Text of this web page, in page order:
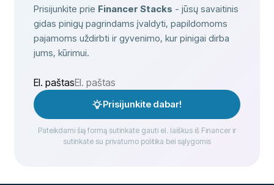
Prisijunkite prie Financer Stacks - jūsų savaitinis
gidas pinigų pagrindams įvaldyti, papildomoms
pajamoms uždirbti ir gyvenimo, kur pinigai dirba
jums, kūrimui.
El. paštas
Prisijunkite dabar!
Pateikdami šią formą sutinkate gauti el. laiškus iš Financer ir
sutinkate su privatumo politika bei sąlygomis